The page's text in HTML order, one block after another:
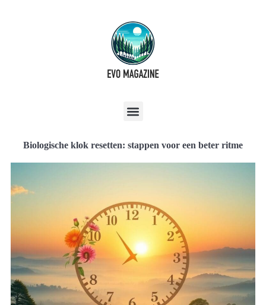
Biologische klok resetten: stappen voor een beter ritme